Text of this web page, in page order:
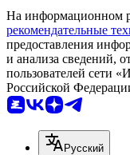
На информационном
рекомендательные
предоставления
и анализа сведений,
пользователей сети
Российской
Русский